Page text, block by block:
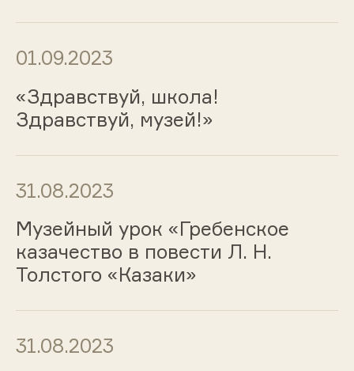
01.09.2023
«Здравствуй, школа!
Здравствуй, музей!»
31.08.2023
Музейный урок «Гребенское
казачество в повести Л. Н.
Толстого «Казаки»
31.08.2023